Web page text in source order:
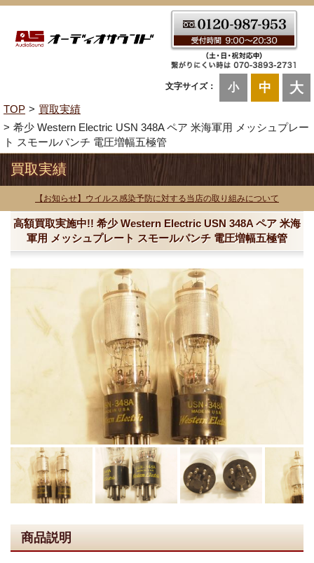
文字サイズ： 小 中 大
TOP
買取実績
希少 Western Electric USN 348A ペア 米海軍用 メッシュプレー
ト スモールパンチ 電圧増幅五極管
買取実績
【お知らせ】ウイルス感染予防に対する当店の取り組みについて
高額買取実施中!! 希少 Western Electric USN 348A ペア 米海
軍用 メッシュプレート スモールパンチ 電圧増幅五極管
商品説明